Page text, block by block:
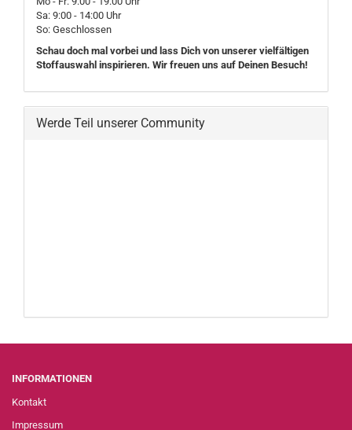
Sa: 9:00 - 14:00 Uhr
So: Geschlossen
Schau doch mal vorbei und lass Dich von unserer vielfältigen
Stoffauswahl inspirieren. Wir freuen uns auf Deinen Besuch!
Werde Teil unserer Community
INFORMATIONEN
Kontakt
Impressum